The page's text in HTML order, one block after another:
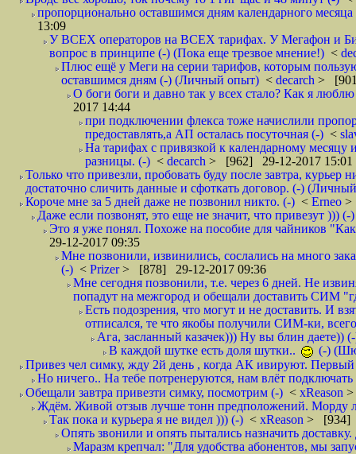
пропорционально оставшимся дням календарного
13:09
У ВСЕХ операторов на ВСЕХ тарифах. У Мегафон и Би
вопрос в принципе (-) (Пока еще трезвое мнение!) <
Плюс ещё у Меги на серии тарифов, которым
оставшимся дням (-) (Личный опыт) < decarch >
О боги боги и давно так у всех стало? Как я
2017 14:44
при подключении флекса тоже начислили
предоставлять,а АП осталась посуточная (-) <
На тарифах с привязкой к календарному
разницы. (-) < decarch > [962] 29-12-2017 15:01
Только что привезли, пробовать буду после завтра,
достаточно сличить данные и сфоткать договор. (-)
Короче мне за 5 дней даже не позвонил никто. (-) < Erneo >
Даже если позвонят, это еще не значит, что привезут ))) (-)
Это я уже понял. Похоже на пособие для чайников
29-12-2017 09:35
Мне позвонили, извинились, сослались на много
(-) < Prizer> [878] 29-12-2017 09:36
Мне сегодня позвонили, т.е. через 6 дней. Не
попадут на межгород и обещали доставить СИМ
Есть подозрения, что могут и не доставить. И
отписался, те что якобы получили СИМ-ки,
Ага, засланный казачек))) Ну вы блин даете))
В каждой шутке есть доля шутки..
(-)
Привез чел симку, жду 2й день , когда АК ивируют. Первый
Но ничего.. На тебе потренеруются, нам влёт подключать
Обещали завтра привезти симку, посмотрим (-) < xReason
Ждём. Живой отзыв лучше тонн предположений. Морду
Так пока и курьера я не видел ))) (-) < xReason > [934]
Опять звонили и опять пытались назначить
Маразм крепчал: "Для удобства абонентов, мы